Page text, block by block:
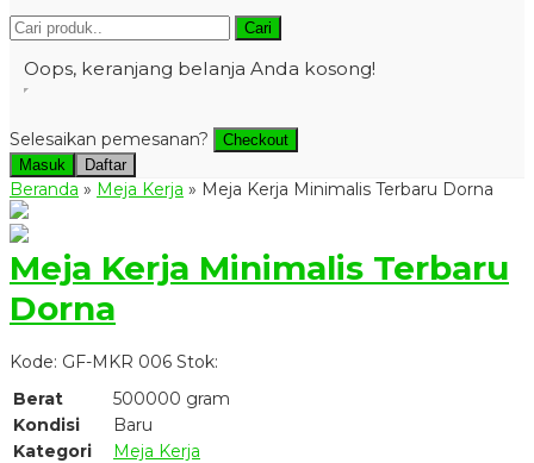
Cari
Oops, keranjang belanja Anda kosong!
Selesaikan pemesanan?
Checkout
Masuk
Daftar
Beranda » Meja Kerja » Meja Kerja Minimalis Terbaru Dorna
Meja Kerja Minimalis Terbaru
Dorna
Kode: GF-MKR 006 Stok:
Berat
500000 gram
Kondisi
Baru
Kategori
Meja Kerja